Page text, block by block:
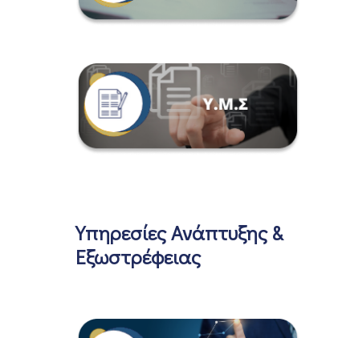
Υπηρεσίες Ανάπτυξης &
Εξωστρέφειας